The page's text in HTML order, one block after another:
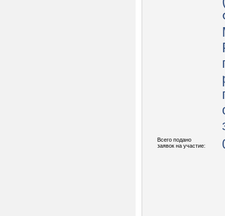
Всего подано
заявок на участие: